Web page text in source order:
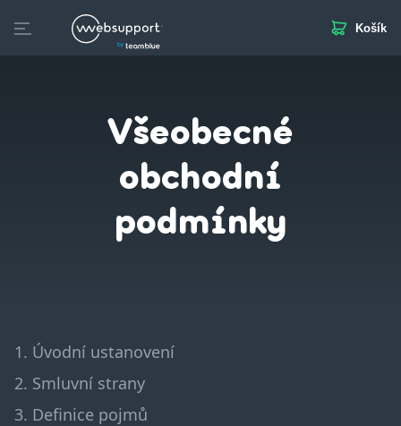
Skip
Košík
Všeobecné
obchodní
podmínky
1. Úvodní ustanovení
2. Smluvní strany
3. Definice pojmů